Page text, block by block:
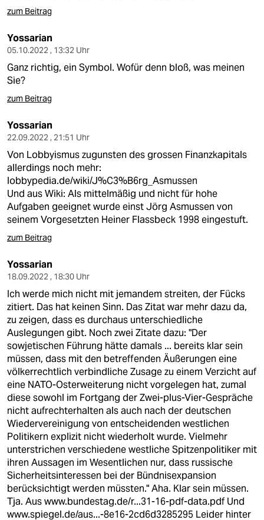
zum Beitrag
Yossarian
05.10.2022 , 13:32 Uhr
Ganz richtig, ein Symbol. Wofür denn bloß, was meinen
Sie?
zum Beitrag
Yossarian
22.09.2022 , 21:51 Uhr
Von Lobbyismus zugunsten des grossen Finanzkapitals
allerdings noch mehr:
lobbypedia.de/wiki/J%C3%B6rg_Asmussen
Und aus Wiki: Als mittelmäßig und nicht für hohe
Aufgaben geeignet wurde einst Jörg Asmussen von
seinem Vorgesetzten Heiner Flassbeck 1998 eingestuft.
zum Beitrag
Yossarian
18.09.2022 , 18:30 Uhr
Ich werde mich nicht mit jemandem streiten, der Fücks
zitiert. Das hat keinen Sinn. Das Zitat war mehr dazu da,
zu zeigen, dass es durchaus unterschiedliche
Auslegungen gibt. Noch zwei Zitate dazu: "Der
sowjetischen Führung hätte damals ... bereits klar sein
müssen, dass mit den betreffenden Äußerungen eine
völkerrechtlich verbindliche Zusage zu einem Verzicht auf
eine NATO-Osterweiterung nicht vorgelegen hat, zumal
diese sowohl im Fortgang der Zwei-plus-Vier-Gespräche
nicht aufrechterhalten als auch nach der deutschen
Wiedervereinigung von entscheidenden westlichen
Politikern explizit nicht wiederholt wurde. Vielmehr
unterstrichen verschiedene westliche Spitzenpolitiker mit
ihren Aussagen im Wesentlichen nur, dass russische
Sicherheitsinteressen bei der Bündnisexpansion
berücksichtigt werden müssten." Aha. Klar sein müssen.
Tja. Auswww.bundestag.de/r...31-16-pdf-data.pdf Und
www.spiegel.de/aus...-8e16-2cd6d3285295 Leider hinter